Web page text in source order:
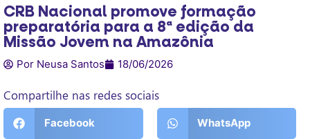
CRB Nacional promove formação
preparatória para a 8ª edição da
Missão Jovem na Amazônia
Por Neusa Santos 18/06/2026
Compartilhe nas redes sociais
Facebook WhatsApp